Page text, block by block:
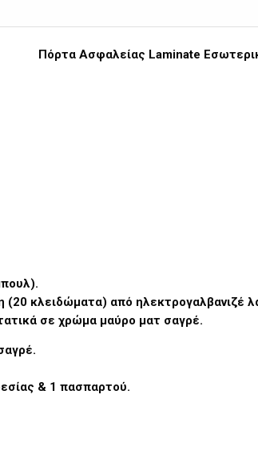
Πόρτα Ασφαλείας Laminate
κλειδώματα) από ηλεκτρογαλβανιζέ
σε χρώμα μαύρο ματ σαγρέ.
& 1 πασπαρτού.